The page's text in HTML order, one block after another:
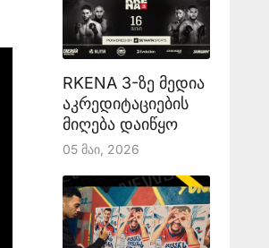
RKENA 3-ზე მედია
აკრედიტაციების
მიღება დაიწყო
05 Მაი, 2026